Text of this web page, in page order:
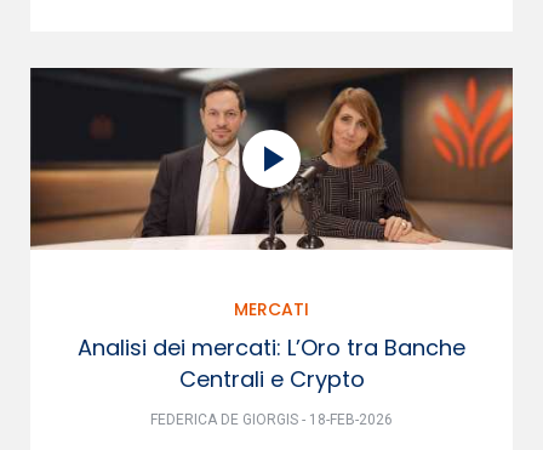
MERCATI
Analisi dei mercati: L’Oro tra Banche
Centrali e Crypto
FEDERICA DE GIORGIS - 18-FEB-2026